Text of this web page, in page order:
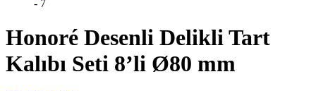
Honoré Desenli Delikli Tart
Kalıbı Seti 8’li Ø80 mm